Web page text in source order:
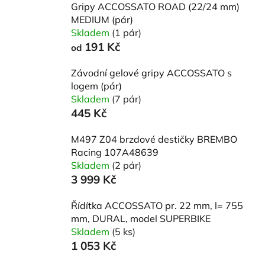
Gripy ACCOSSATO ROAD (22/24 mm)
MEDIUM (pár)
Skladem (1 pár)
od 191 Kč
Závodní gelové gripy ACCOSSATO s
logem (pár)
Skladem (7 pár)
445 Kč
M497 Z04 brzdové destičky BREMBO
Racing 107A48639
Skladem (2 pár)
3 999 Kč
Řídítka ACCOSSATO pr. 22 mm, l= 755
mm, DURAL, model SUPERBIKE
Skladem (5 ks)
1 053 Kč